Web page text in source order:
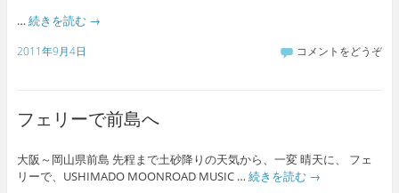
… 続きを読む →
2011年9月4日 コメントをどうぞ
フェリーで前島へ
大阪～岡山県前島 先程まで土砂降りの天気から、一変 晴天に、 フェ
リーで、USHIMADO MOONROAD MUSIC … 続きを読む →